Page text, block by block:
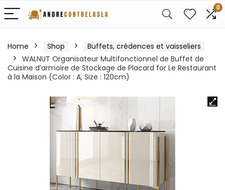
0
Home Shop
Buffets, crédences et vaisseliers
WALNUT Organisateur Multifonctionnel de Buffet de
Cuisine d’armoire de Stockage de Placard for Le Restaurant
à la Maison (Color : A, Size : 120cm)